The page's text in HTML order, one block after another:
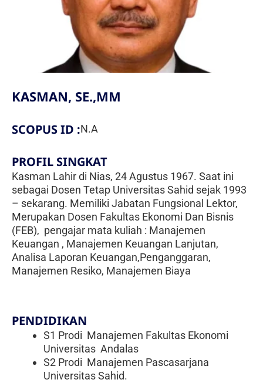
Teknik Lingkungan
Fakultas Teknologi Pangan & Kesehatan
Teknologi Pangan
Sekolah Pascasarjana
Doktoral Ilmu Komunikasi
Magister Hukum
Magister Manajemen Lingkungan
CETAK KTM INFO AKADEMIK
ALUMNI MBKM
Mon - Fri: 9:00 - 18:30
Jadi USAHID
People
KASMAN, SE.,MM
SCOPUS ID :N.A
PROFIL SINGKAT
Kasman Lahir di Nias, 24 Agustus 1967. Saat ini
sebagai Dosen Tetap Universitas Sahid sejak 1993
– sekarang. Memiliki Jabatan Fungsional Lektor,
Merupakan Dosen Fakultas Ekonomi Dan Bisnis
(FEB), pengajar mata kuliah : Manajemen
Keuangan , Manajemen Keuangan Lanjutan,
Analisa Laporan Keuangan,Penganggaran,
Manajemen Resiko, Manajemen Biaya
PENDIDIKAN
S1 Prodi Manajemen Fakultas Ekonomi
Universitas Andalas
S2 Prodi Manajemen Pascasarjana
Universitas Sahid.